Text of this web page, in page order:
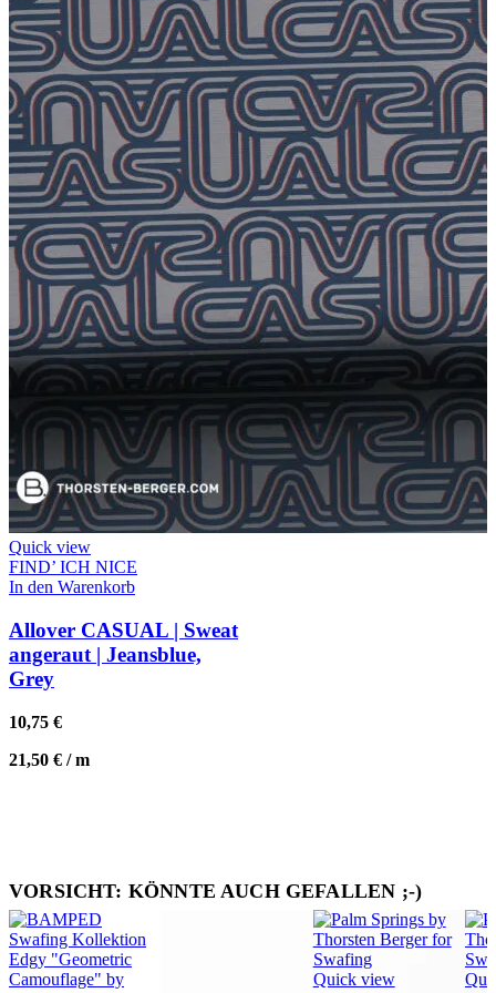
Quick view
FIND’ ICH NICE
In den Warenkorb
Allover CASUAL | Sweat
angeraut | Jeansblue,
Grey
10,75 €
21,50 € /m
VORSICHT: KÖNNTE AUCH GEFALLEN ;-)
Quick view